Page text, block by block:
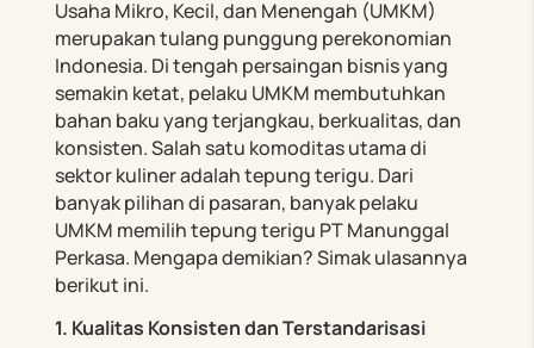
Usaha Mikro, Kecil, dan Menengah (UMKM)
merupakan tulang punggung perekonomian
Indonesia. Di tengah persaingan bisnis yang
semakin ketat, pelaku UMKM membutuhkan
bahan baku yang terjangkau, berkualitas, dan
konsisten. Salah satu komoditas utama di
sektor kuliner adalah tepung terigu. Dari
banyak pilihan di pasaran, banyak pelaku
UMKM memilih tepung terigu PT Manunggal
Perkasa. Mengapa demikian? Simak ulasannya
berikut ini.
1. Kualitas Konsisten dan Terstandarisasi